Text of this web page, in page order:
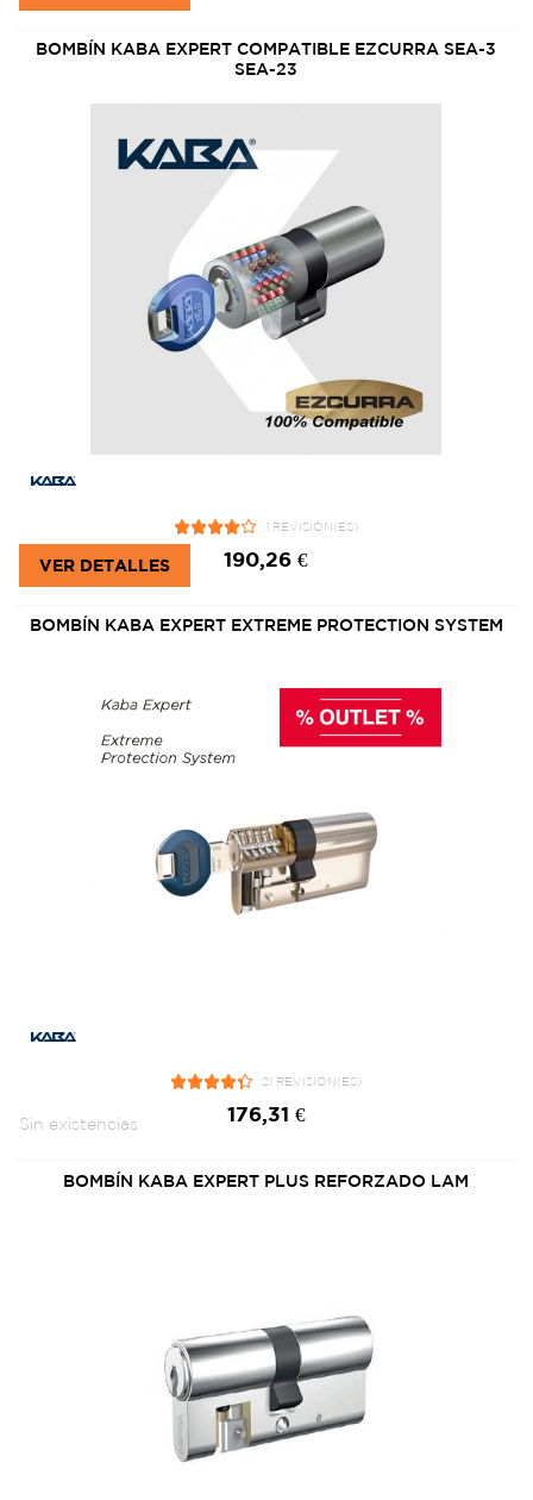
BOMBÍN KABA EXPERT COMPATIBLE EZCURRA SEA-3
SEA-23
1 REVISIÓN(ES)
190,26 €
VER DETALLES
BOMBÍN KABA EXPERT EXTREME PROTECTION SYSTEM
21 REVISIÓN(ES)
176,31 €
Sin existencias
BOMBÍN KABA EXPERT PLUS REFORZADO LAM